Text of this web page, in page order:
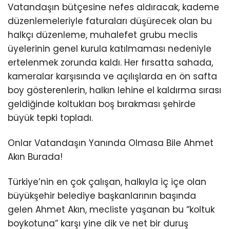
Vatandaşın bütçesine nefes aldıracak, kademe
düzenlemeleriyle faturaları düşürecek olan bu
halkçı düzenleme, muhalefet grubu meclis
üyelerinin genel kurula katılmaması nedeniyle
ertelenmek zorunda kaldı. Her fırsatta sahada,
kameralar karşısında ve açılışlarda en ön safta
boy gösterenlerin, halkın lehine el kaldırma sırası
geldiğinde koltukları boş bırakması şehirde
büyük tepki topladı.
Onlar Vatandaşın Yanında Olmasa Bile Ahmet
Akın Burada!
Türkiye’nin en çok çalışan, halkıyla iç içe olan
büyükşehir belediye başkanlarının başında
gelen Ahmet Akın, mecliste yaşanan bu “koltuk
boykotuna” karşı yine dik ve net bir duruş